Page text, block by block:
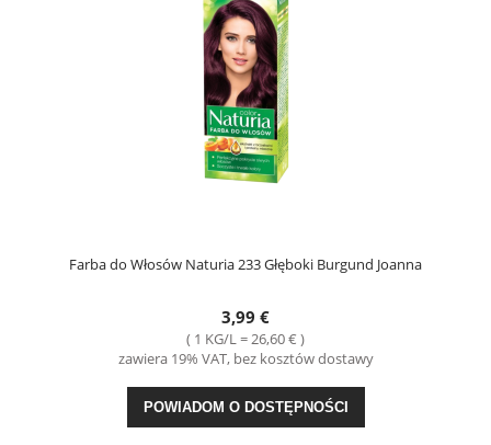
Farba do Włosów Naturia 233 Głęboki Burgund Joanna
3,99 €
( 1 KG/L = 26,60 € )
zawiera 19% VAT, bez kosztów dostawy
POWIADOM O DOSTĘPNOŚCI